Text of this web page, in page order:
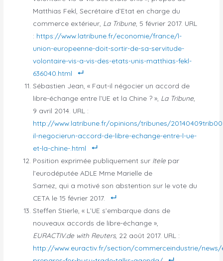
Matthias Fekl, Secrétaire d’Etat en charge du
commerce extérieur, La Tribune , 5 février 2017. URL
: https://www.latribune.fr/economie/france/l-
union-europeenne-doit-sortir-de-sa-servitude-
volontaire-vis-a-vis-des-etats-unis-matthias-fekl-
636040.html
Sébastien Jean, « Faut-il négocier un accord de
libre-échange entre l’UE et la Chine ? », La Tribune
9 avril 2014. URL :
http://www.latribune.fr/opinions/tribunes/
il-negocierun-accord-de-libre-echange-entre-l-ue-
et-la-chine-.html
Position exprimée publiquement sur Itele par
l’eurodéputée ADLE Mme Marielle de
Sarnez, qui a motivé son abstention sur le vote du
CETA le 15 février 2017.
Steffen Stierle, « L’UE s’embarque dans de
nouveaux accords de libre-échange »,
EURACTIV.de with Reuters, 22 août 2017. URL :
http://www.euractiv.fr/section/commerceindustrie/news/